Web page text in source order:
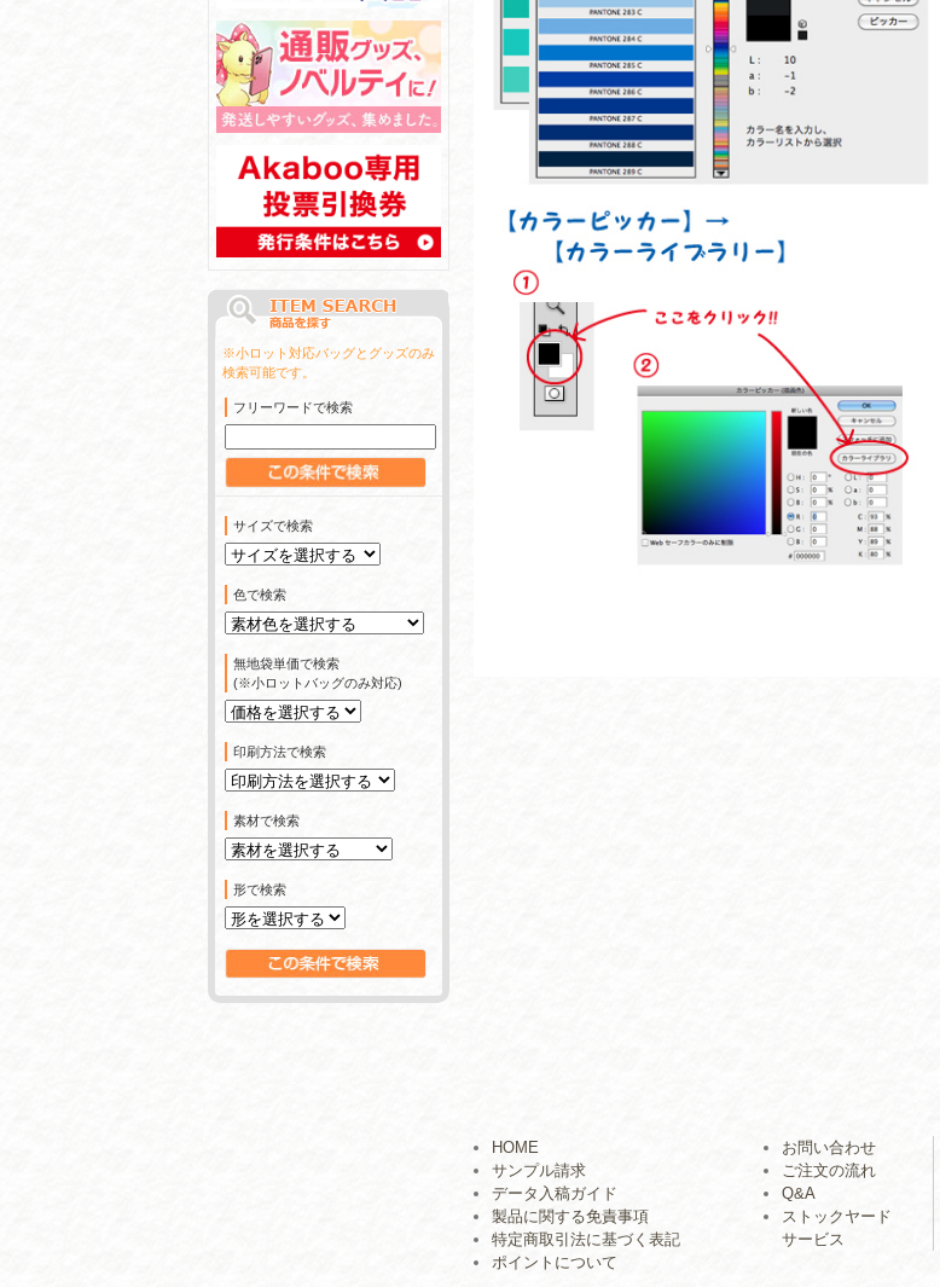
※小ロット対応バッグとグッズのみ
検索可能です。
フリーワードで検索
サイズで検索
色で検索
無地袋単価で検索
(※小ロットバッグのみ対応)
印刷方法で検索
素材で検索
形で検索
HOME
サンプル請求
データ入稿ガイド
製品に関する免責事項
特定商取引法に基づく表記
ポイントについて
お問い合わせ
ご注文の流れ
Q&A
ストックヤード
サービス